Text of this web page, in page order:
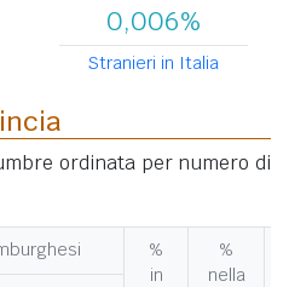
0,006%
Stranieri in Italia
ordinata per numero di
%
in
%
nella